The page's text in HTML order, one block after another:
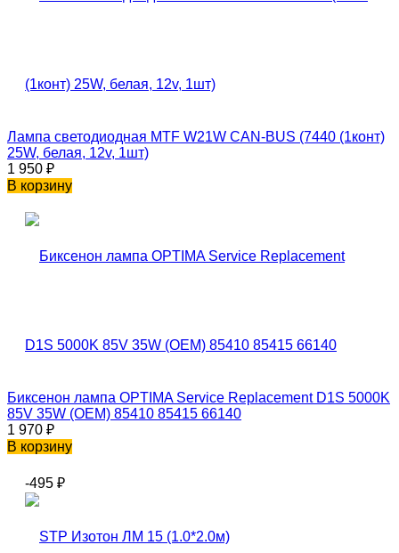
Лампа светодиодная MTF W21W CAN-BUS (7440 (1конт)
25W, белая, 12v, 1шт)
1 950 ₽
В корзину
Биксенон лампа OPTIMA Service Replacement D1S 5000K
85V 35W (OEM) 85410 85415 66140
1 970 ₽
В корзину
-495 ₽